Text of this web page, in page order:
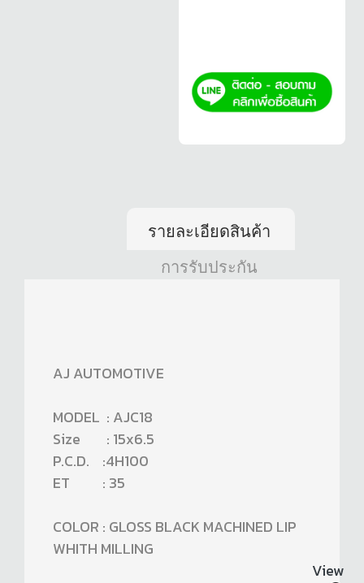
รายละเอียดสินค้า
การรับประกัน
AJ AUTOMOTIVE
MODEL : AJC18
Size : 15x6.5
P.C.D. :4H100
ET : 35
COLOR : GLOSS BLACK MACHINED LIP
WHITH MILLING
View